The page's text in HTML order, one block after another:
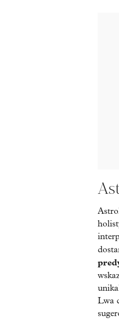
Lwa